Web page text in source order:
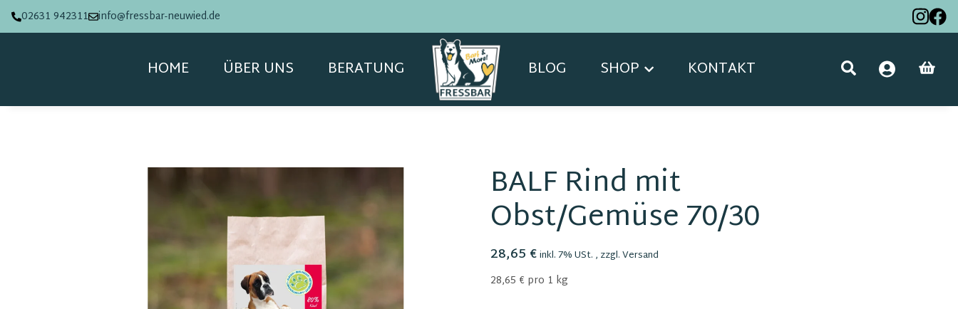
02631 942311 info@fressbar-neuwied.de
SHOP
HOME ÜBER UNS BERATUNG BLOG KONTAKT
BALF Rind mit
Obst/Gemüse 70/30
28,65 €inkl. 7% USt. , zzgl.Versand
28,65 € pro 1 kg